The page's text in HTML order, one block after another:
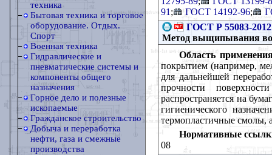
техника
Бытовая техника и торговое
оборудование. Отдых.
Спорт
Военная техника
Гидравлические и
пневматические системы и
компоненты общего
назначения
Горное дело и полезные
ископаемые
Гражданское строительство
Добыча и переработка
нефти, газа и смежные
производства
91 ; ГОСТ 14192-96;
ГОСТ Р 55083-2012
Метод выщипывания
Область
покрытием (например,
для дальнейшей
прочности
распространяется на
гигиенического
термопластичные смолы,
Нормативные
08